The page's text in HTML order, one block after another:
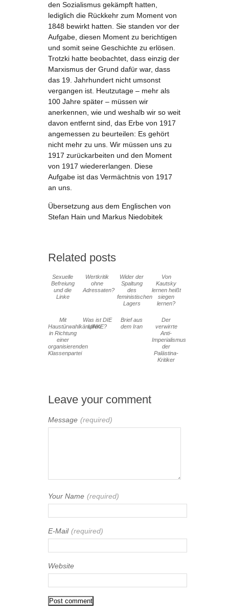
den Sozialismus gekämpft hatten,
lediglich die Rückkehr zum Moment von
1848 bewirkt hatten. Sie standen vor der
Aufgabe, diesen Moment zu berichtigen
und somit seine Geschichte zu erlösen.
Trotzki hatte beobachtet, dass einzig der
Marxismus der Grund dafür war, dass
das 19. Jahrhundert nicht umsonst
vergangen ist. Heutzutage – mehr als
100 Jahre später – müssen wir
anerkennen, wie und weshalb wir so weit
davon entfernt sind, das Erbe von 1917
angemessen zu beurteilen: Es gehört
nicht mehr zu uns. Wir müssen uns zu
1917 zurückarbeiten und den Moment
von 1917 wiedererlangen. Diese
Aufgabe ist das Vermächtnis von 1917
an uns.
Übersetzung aus dem Englischen von
Stefan Hain und Markus Niedobitek
Related posts
Sexuelle
Befreiung
und die
Linke
Wertkritik
ohne
Adressaten?
Wider der
Spaltung
des
feministischen
Lagers
Von
Kautsky
lernen heißt
siegen
lernen?
Mit
Haustürwahlkämpfen
in Richtung
einer
organisierenden
Klassenpartei
Was ist DIE
LINKE?
Brief aus
dem Iran
Der
verwirrte
Anti-
Imperialismus
der
Palästina-
Kritiker
Leave your comment
Message (required)
Your Name (required)
E-Mail (required)
Website